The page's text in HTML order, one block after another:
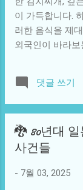
덮여 있어, 불법
체계적인 노력
문제를 제기하
중대한 비리를
에서는 그 심각
의 문제로 한정
사한 부정행위
심을 불러일으키
이나 대기업 등
이 가득합니다.
러한 음식을 제
외국인이 바라보
저, 한국 음식의
식은 기본적으
내는 것이 특징
리법이 어우러
은 한국인의 정
댓글 쓰기
🐉 80년대
사건들
- 7월 03, 2025